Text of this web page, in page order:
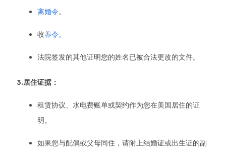
离婚令。
收养令。
法院签发的其他证明您的姓名已被合法更改的文件。
3.居住证据：
租赁协议、水电费账单或契约作为您在美国居住的证
明。
如果您与配偶或父母同住，请附上结婚证或出生证的副